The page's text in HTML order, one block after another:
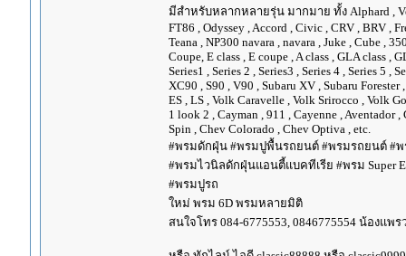
มีสำหรับหลากหลายรุ่น มากมาย ทั้ง Alphard ,
FT86 , Odyssey , Accord , Civic , CRV , BRV ,
Teana , NP300 navara , navara , Juke , Cube ,
Coupe, E class , E coupe , A class , GLA class ,
Series1 , Series 2 , Series3 , Series 4 , Series 5 ,
XC90 , S90 , V90 , Subaru XV , Subaru
ES , LS , Volk Caravelle , Volk Srirocco , Volk
1 look 2 , Cayman , 911 , Cayenne , Aventador
Spin , Chev Colorado , Chev Optiva , etc.
#พรมดักฝุ่น #พรมปูพื้นรถยนต์ #พรมรถยนต์ #พ
#พรมไวนิลดักฝุ่นแอนตี้แบคทีเรีย #พรม Super
#พรมปูรถ
ใหม่ พรม 6D พรมหลายมิติ
สนใจโทร 084-6775553, 0846775554 น้องแพร